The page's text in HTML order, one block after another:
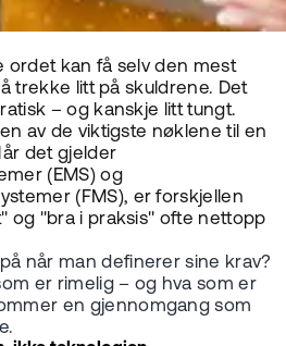
ordet kan få selv den mest
trekke litt på skuldrene. Det
– og kanskje litt tungt.
av de viktigste nøklene til en
det gjelder
(EMS) og
(FMS), er forskjellen
og "bra i praksis" ofte nettopp
når man definerer sine krav?
er rimelig – og hva som er
en gjennomgang som